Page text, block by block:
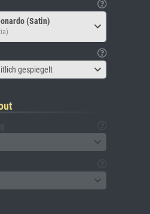
(Satin)
gespiegelt